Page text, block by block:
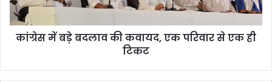
कांग्रेस में बड़े बदलाव की कवायद, एक परिवार से एक ही
टिकट